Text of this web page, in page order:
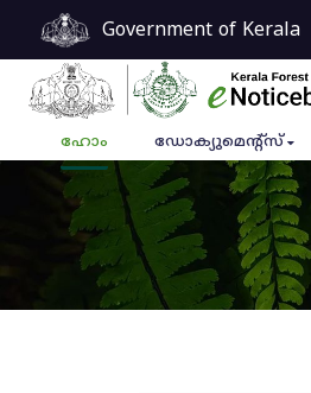
Government of Kerala
ഹോം ഡോക്യുമെൻ്റ്സ്